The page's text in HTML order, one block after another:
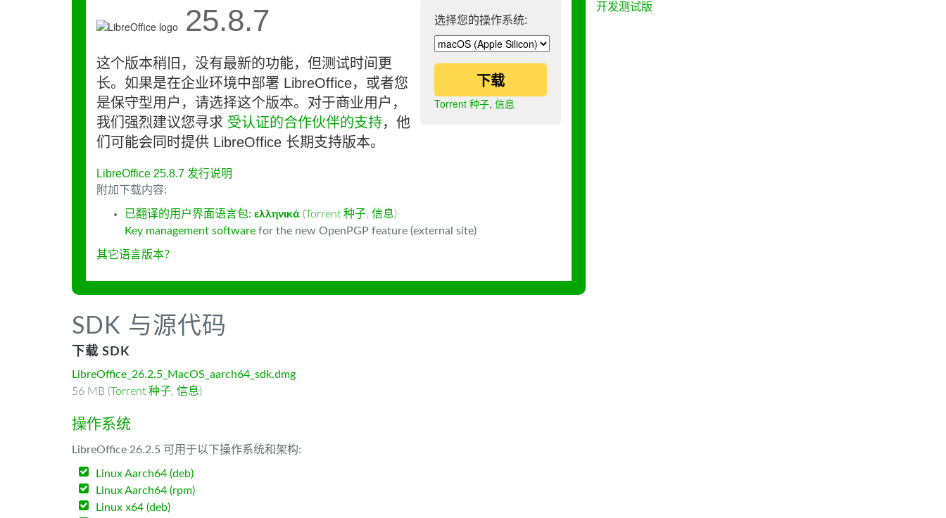
选择您的操作系统:
下载
Torrent 种子, 信息
25.8.7
这个版本稍旧，没有最新的功能，但测试时间更
长。如果是在企业环境中部署 LibreOffice，或者您
是保守型用户，请选择这个版本。对于商业用户，
我们强烈建议您寻求 受认证的合作伙伴的支持，他
们可能会同时提供 LibreOffice 长期支持版本。
LibreOffice 25.8.7 发行说明
附加下载内容:
已翻译的用户界面语言包: ελληνικά (Torrent 种子, 信息)
Key management software for the new OpenPGP feature (external site)
其它语言版本？
SDK 与源代码
下载 SDK
LibreOffice_26.2.5_MacOS_aarch64_sdk.dmg
56 MB (Torrent 种子, 信息)
操作系统
LibreOffice 26.2.5 可用于以下操作系统和架构:
Linux Aarch64 (deb)
Linux Aarch64 (rpm)
Linux x64 (deb)
开发测试版